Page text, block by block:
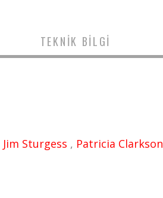
TEKNIK BILGI
Jim Sturgess , Patricia Clarkson